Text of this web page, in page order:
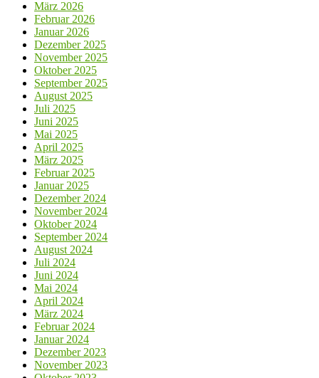
März 2026
Februar 2026
Januar 2026
Dezember 2025
November 2025
Oktober 2025
September 2025
August 2025
Juli 2025
Juni 2025
Mai 2025
April 2025
März 2025
Februar 2025
Januar 2025
Dezember 2024
November 2024
Oktober 2024
September 2024
August 2024
Juli 2024
Juni 2024
Mai 2024
April 2024
März 2024
Februar 2024
Januar 2024
Dezember 2023
November 2023